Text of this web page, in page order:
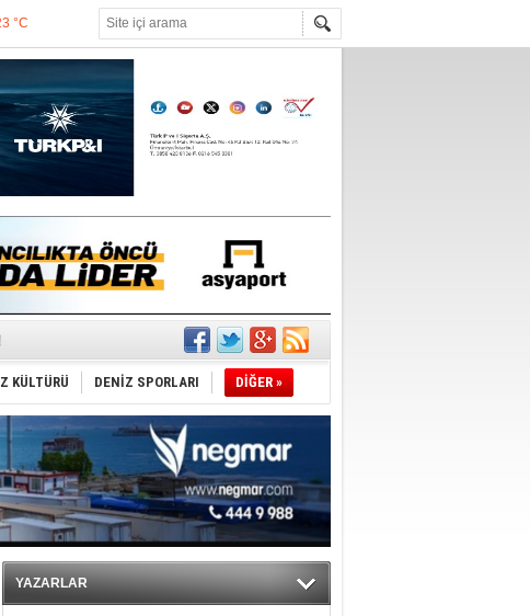
°C
°C
24 °C
tersane oldu
sahipliği yapacak
ekliyor
istiyor
KÜLTÜRÜ DENİZ SPORLARI DİĞER »
YAZARLAR